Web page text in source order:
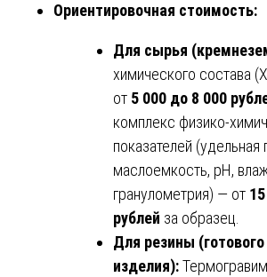
Ориентировочная стоимость:
Для сырья
химического состава
от 5 000 до 8 000
комплекс физико-
показателей (удельная
маслоемкость, pH,
гранулометрия) — от
рублей за образец.
Для резины (готового
изделия):